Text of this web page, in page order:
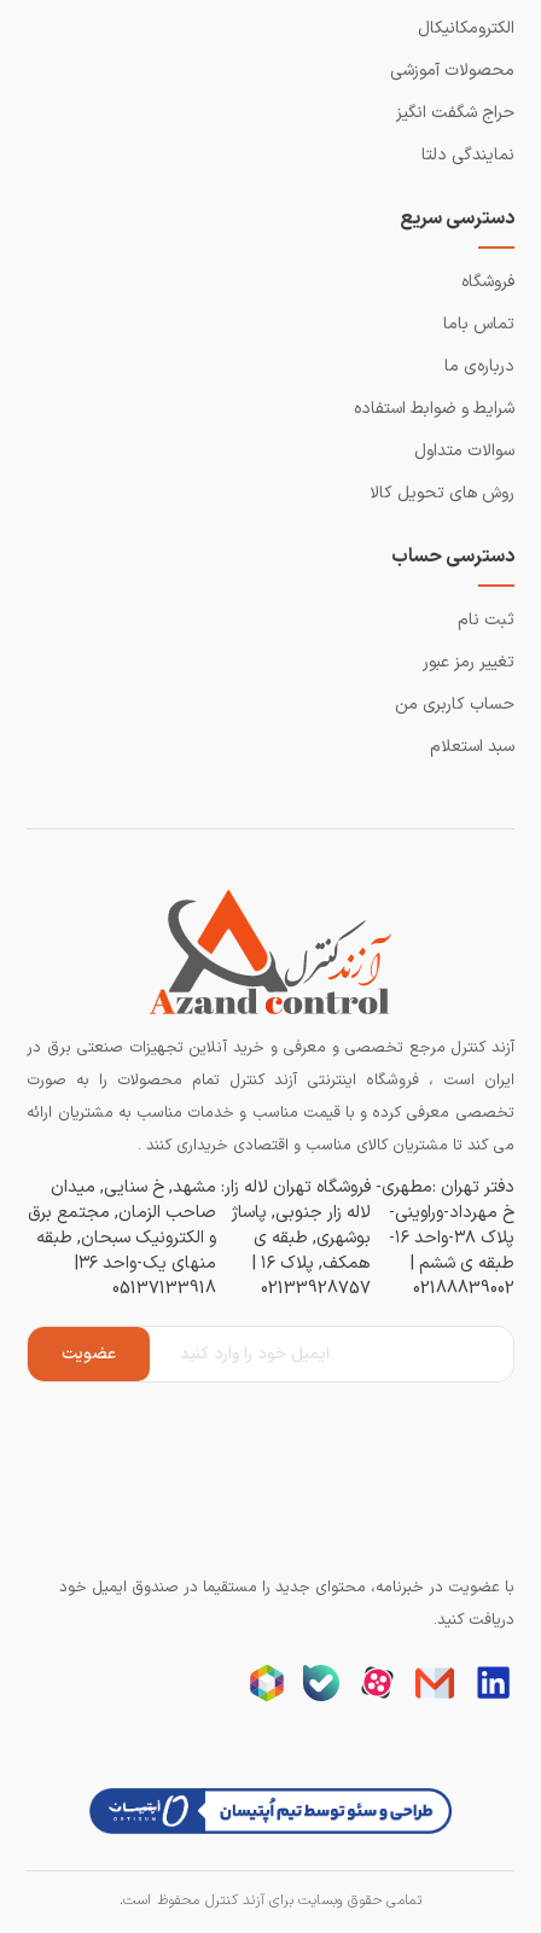
الکترومکانیکال
محصولات آموزشی
حراج شگفت انگیز
نمایندگی دلتا
دسترسی سریع
فروشگاه
تماس باما
درباره‌ی ما
شرایط و ضوابط استفاده
سوالات متداول
روش های تحویل کالا
دسترسی حساب
ثبت نام
تغییر رمز عبور
حساب کاربری من
سبد استعلام
آزند کنترل مرجع تخصصی و معرفی و خرید آنلاین تجهیزات صنعتی برق در
ایران است ، فروشگاه اینترنتی آزند کنترل تمام محصولات را به صورت
تخصصی معرفی کرده و با قیمت مناسب و خدمات مناسب به مشتریان ارائه
می کند تا مشتریان کالای مناسب و اقتصادی خریداری کنند .
دفتر تهران :مطهری-
خ مهرداد-وراوینی-
پلاک ۳۸-واحد ۱۶-
طبقه ی ششم |
02188839002
فروشگاه تهران لاله زار:
لاله زار جنوبی, پاساژ
بوشهری, طبقه ی
همکف, پلاک ۱۶ |
02133928757
مشهد, خ سنایی, میدان
صاحب الزمان, مجتمع برق
و الکترونیک سبحان, طبقه
منهای یک-واحد ۳۶|
05137133918
با عضویت در خبرنامه، محتوای جدید را مستقیما در صندوق ایمیل خود
دریافت کنید.
تمامی حقوق وبسایت برای آزند کنترل محفوظ است.